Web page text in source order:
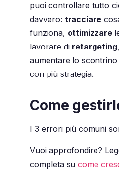
puoi controllare tutto
davvero: tracciare
funziona, ottimizzare
lavorare di retargeting
aumentare lo
con più strategia.
Come
I 3 errori più comuni
Vuoi approfondire?
completa su come